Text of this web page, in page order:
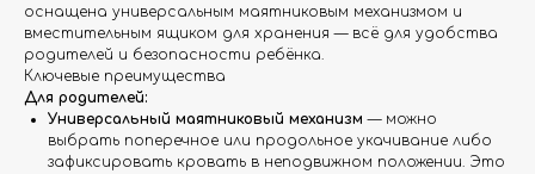
оснащена универсальным маятниковым механизмом и
вместительным ящиком для хранения — всё для удобства
родителей и безопасности ребёнка.
Ключевые преимущества
Для родителей:
Универсальный маятниковый механизм — можно
выбрать поперечное или продольное укачивание либо
зафиксировать кровать в неподвижном положении. Это